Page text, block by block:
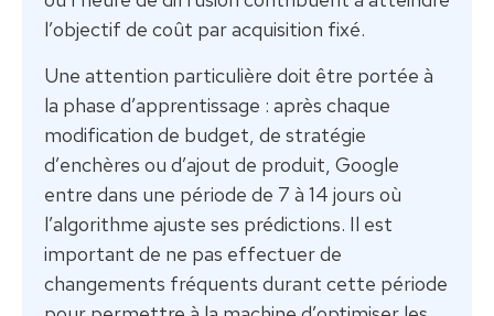
l’objectif de coût par acquisition fixé.
Une attention particulière doit être portée à
la phase d’apprentissage : après chaque
modification de budget, de stratégie
d’enchères ou d’ajout de produit, Google
entre dans une période de 7 à 14 jours où
l’algorithme ajuste ses prédictions. Il est
important de ne pas effectuer de
changements fréquents durant cette période